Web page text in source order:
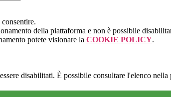
della piattaforma e non è possibile
potete visionare la COOKIE POLICY.
disabilitati. È possibile consultare l'elenco